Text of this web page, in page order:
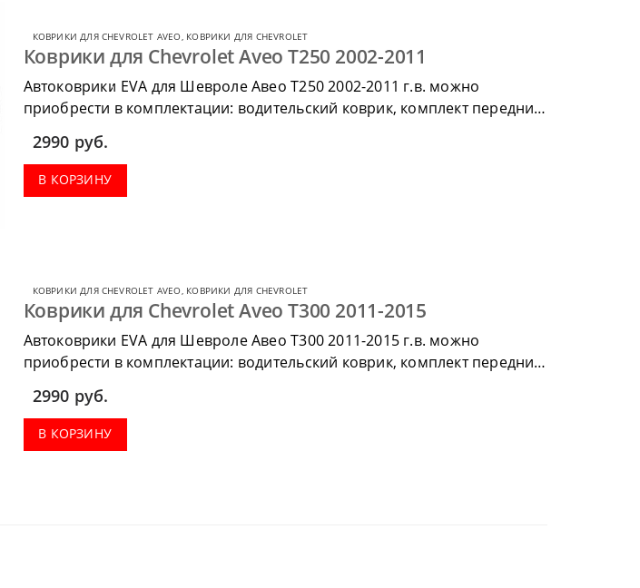
КОВРИКИ ДЛЯ CHEVROLET AVEO, КОВРИКИ ДЛЯ CHEVROLET
Коврики для Chevrolet Aveo T250 2002-2011
Автоковрики EVA для Шевроле Авео Т250 2002-2011 г.в. можно
приобрести в комплектации: водительский коврик, комплект передних,
2990 руб.
В КОРЗИНУ
КОВРИКИ ДЛЯ CHEVROLET AVEO, КОВРИКИ ДЛЯ CHEVROLET
Коврики для Chevrolet Aveo T300 2011-2015
Автоковрики EVA для Шевроле Авео Т300 2011-2015 г.в. можно
приобрести в комплектации: водительский коврик, комплект передних,
2990 руб.
В КОРЗИНУ